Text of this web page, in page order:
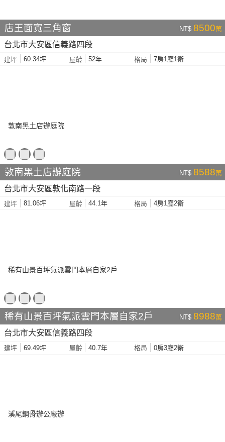
店王面寬三角窗 NT$ 8500萬
台北市大安區信義路四段
建坪 60.34坪 屋齡 52年 格局 7房1廳1衛
敦南黑土店辦庭院 NT$ 8588萬
台北市大安區敦化南路一段
建坪 81.06坪 屋齡 44.1年 格局 4房1廳2衛
稀有山景百坪氣派雲門本層自家2戶 NT$ 8988萬
台北市大安區信義路四段
建坪 69.49坪 屋齡 40.7年 格局 0房3廳2衛